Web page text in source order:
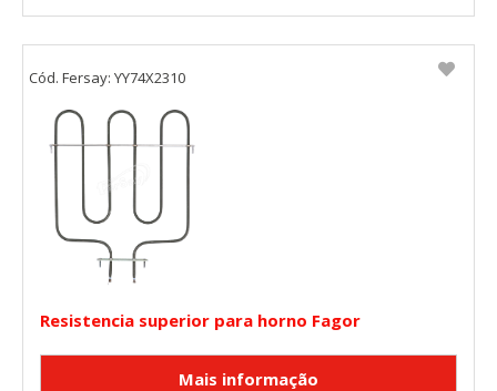
Resistencia superior para horno Fagor
Cód. Fersay: YY74X2310
HABILITAR TODO
Cookies necesarias
Estas cookies son necesarias para que el sitio web
funcione y no se pueden desactivar en nuestros sistemas.
Puede configurar su navegador para bloquear o alertar
sobre estas cookies, pero alguna áreas del sitio no
información de identificación personal.
COOKIELEGALFERSAY, VSF904, PHPSESSID, wp-settings-1,